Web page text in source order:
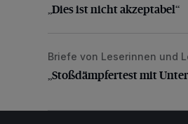
„Dies ist nicht akzeptabel“
„Stoßdämpfertest mit
Briefe von Leserinnen und
„Stoßdämpfertest mit